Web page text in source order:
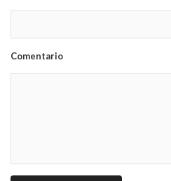
Comentario